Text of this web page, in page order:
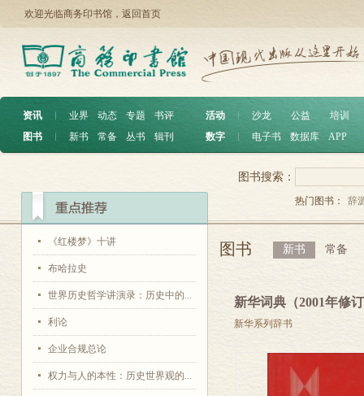
欢迎光临商务印书馆， 返回首页
资讯 ︱ 业界 动态 专题
书评
图书
︱ 新书 常备 丛书 辑刊
活动 沙龙 公益
培训
数字
电子书 数据库 APP
《红楼梦》十讲
布哈拉史
世界历史哲学讲演录：历史中的...
利论
企业合规总论
权力与人的本性：历史世界观的...
图书搜索：
热门图书： 辞
图书 新书 常备
新华词典（2001年修
新华系列辞书